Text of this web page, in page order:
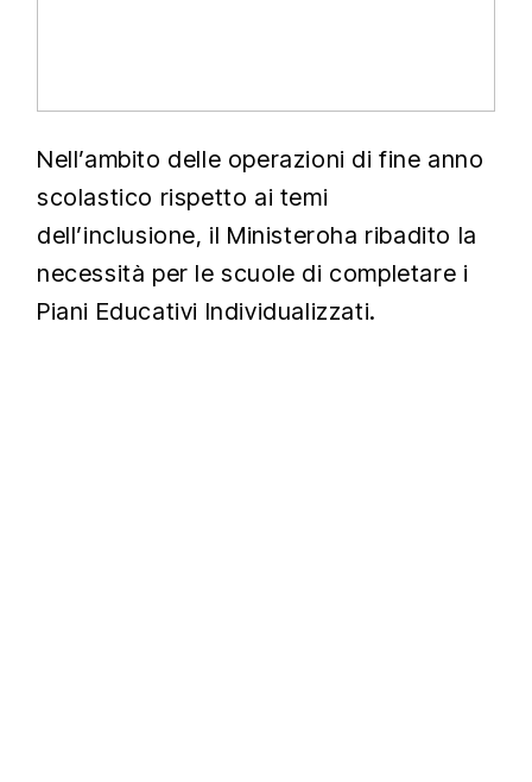
Nell’ambito delle operazioni di fine anno
scolastico rispetto ai temi
dell’inclusione, il Ministeroha ribadito la
necessità per le scuole di completare i
Piani Educativi Individualizzati.